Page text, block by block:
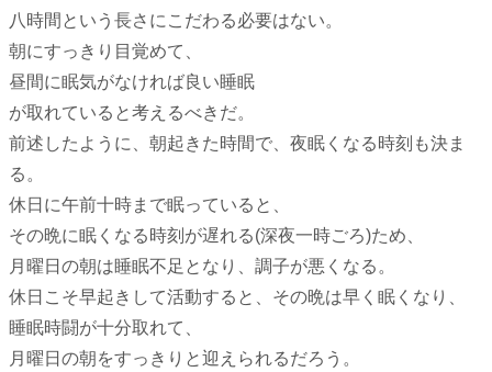
八時間という長さにこだわる必要はない。
朝にすっきり目覚めて、
昼間に眠気がなければ良い睡眠
が取れていると考えるべきだ。
前述したように、朝起きた時間で、夜眠くなる時刻も決ま
る。
休日に午前十時まで眠っていると、
その晩に眠くなる時刻が遅れる(深夜一時ごろ)ため、
月曜日の朝は睡眠不足となり、調子が悪くなる。
休日こそ早起きして活動すると、その晩は早く眠くなり、
睡眠時闘が十分取れて、
月曜日の朝をすっきりと迎えられるだろう。